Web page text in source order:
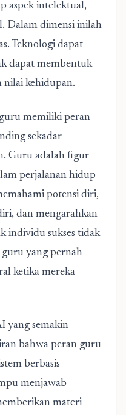
aspek intelektual,
Dalam dimensi inilah
Teknologi dapat
dapat membentuk
nilai kehidupan.
memiliki peran
sekadar
Guru adalah figur
perjalanan hidup
potensi diri,
dan mengarahkan
individu sukses tidak
guru yang pernah
ketika mereka
yang semakin
bahwa peran guru
berbasis
menjawab
materi